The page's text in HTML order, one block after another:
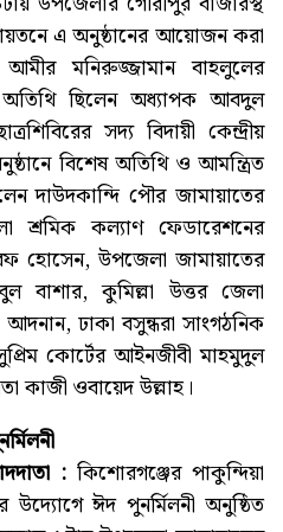
এ অনুষ্ঠানের আয়োজন করা
মনিরুজ্জামান বাহলুলের
অতিথি ছিলেন অধ্যাপক আবদুল
সদ্য বিদায়ী কেন্দ্রীয়
বিশেষ অতিথি ও আমন্ত্রিত
দাউদকান্দি পৌর জামায়াতের
কল্যাণ ফেডারেশনের
হোসেন, উপজেলা জামায়াতের
কুমিল্লা উত্তর জেলা
ঢাকা বসুন্ধরা সাংগঠনিক
কোর্টের আইনজীবী মাহমুদুল
কাজী ওবায়েদ উল্লাহ।
: কিশোরগঞ্জের পাকুন্দিয়া
উদ্যোগে ঈদ পুনর্মিলনী অনুষ্ঠিত